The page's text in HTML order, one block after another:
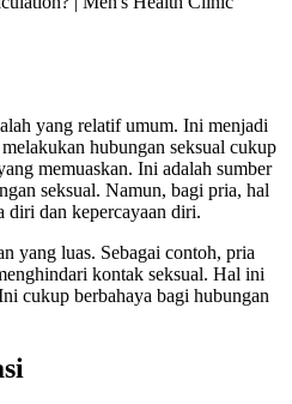
yang relatif umum. Ini menjadi
hubungan seksual cukup
memuaskan. Ini adalah sumber
seksual. Namun, bagi pria, hal
diri dan kepercayaan diri.
yang luas. Sebagai contoh, pria
kontak seksual. Hal ini
cukup berbahaya bagi hubungan